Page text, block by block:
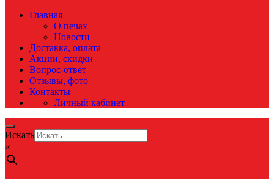
Главная
О печах
Новости
Доставка, оплата
Акции, скидки
Вопрос-ответ
Отзывы, фото
Контакты
Личный кабинет
Искать
×